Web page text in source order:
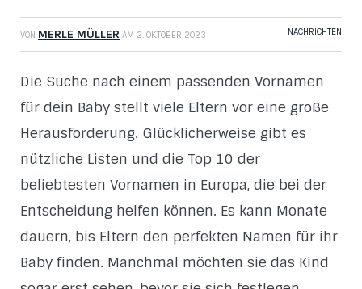
VON MERLE MÜLLER AM 2. OKTOBER 2023 NACHRICHTEN
Die Suche nach einem passenden Vornamen
für dein Baby stellt viele Eltern vor eine große
Herausforderung. Glücklicherweise gibt es
nützliche Listen und die Top 10 der
beliebtesten Vornamen in Europa, die bei der
Entscheidung helfen können. Es kann Monate
dauern, bis Eltern den perfekten Namen für ihr
Baby finden. Manchmal möchten sie das Kind